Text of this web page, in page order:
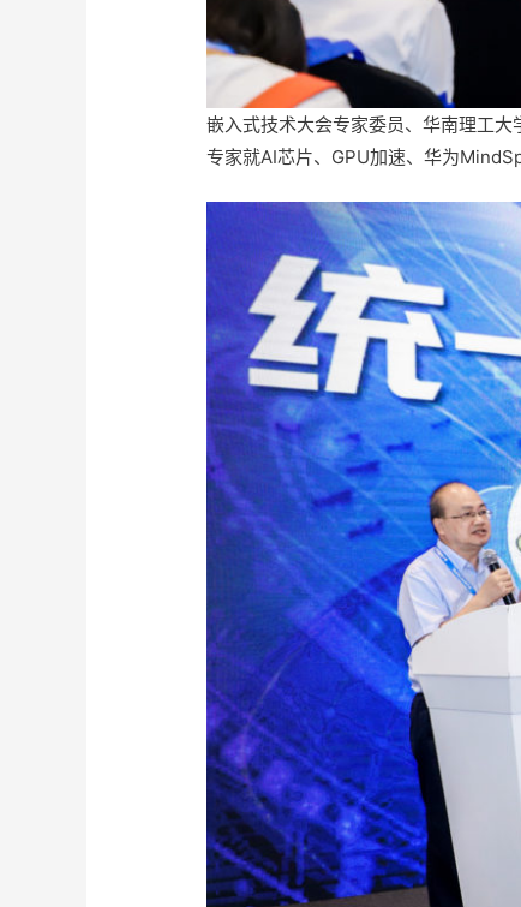
嵌入式技术大会专家委员、华南理工
专家就AI芯片、GPU加速、华为